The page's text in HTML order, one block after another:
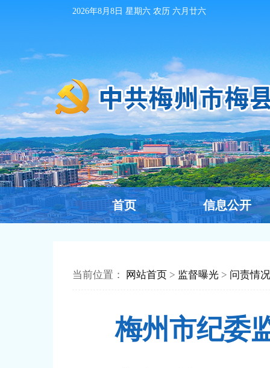
2026年8月8日 星期六 农历 六月廿六
首页 信息公开
当前位置： 网站首页 > 监督曝光 > 问责情况
梅州市纪委